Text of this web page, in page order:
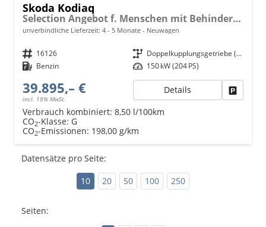
Skoda Kodiaq
Selection Angebot f. Menschen mit Behinderung 100%! 2.0 TSI 204PS DSG 4x4, 17" Alu, Parksensoren v/h, Rückfahrkamera, 3-Zonen-Climatronic, SunSet, Sitzheizung, Side Assist, Fernlicht-Assist, Tempomat, Infotainment 10" + Smartlink, Virtual Cockpit, Tempomat
unverbindliche Lieferzeit: 4 - 5 Monate Neuwagen
Fahrzeugnr. 16126 Getriebe
Doppelkupplungsgetriebe (DSG)
Kraftstoff Benzin Leistung 150 kW (204 PS)
39.895,– €
incl. 19% MwSt.
Details
Verbrauch kombiniert: 8,50 l/100km
CO2-Klasse: G
CO2-Emissionen: 198,00 g/km
Datensätze pro Seite:
10
20 50 100 250
Seiten: